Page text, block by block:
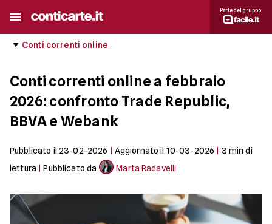
Parte del gruppo:
Conti correnti online
Conti correnti online a febbraio
2026: confronto Trade Republic,
BBVA e Webank
Pubblicato il 23-02-2026 Aggiornato il 10-03-2026 3 min di
lettura |Pubblicato da Marta Radavelli